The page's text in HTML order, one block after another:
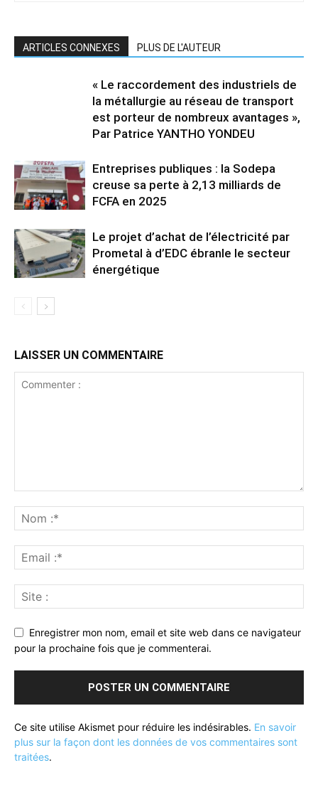
ARTICLES CONNEXES PLUS DE L'AUTEUR
« Le raccordement des industriels de
la métallurgie au réseau de transport
est porteur de nombreux avantages »,
Par Patrice YANTHO YONDEU
Entreprises publiques : la Sodepa
creuse sa perte à 2,13 milliards de
FCFA en 2025
Le projet d’achat de l’électricité par
Prometal à d’EDC ébranle le secteur
énergétique
LAISSER UN COMMENTAIRE
Enregistrer mon nom, email et site web dans ce navigateur
pour la prochaine fois que je commenterai.
Ce site utilise Akismet pour réduire les indésirables. En savoir
plus sur la façon dont les données de vos commentaires sont
traitées.